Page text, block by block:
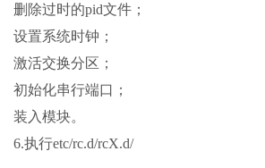
删除过时的pid文件；
设置系统时钟；
激活交换分区；
初始化串行端口；
装入模块。
6.执行etc/rc.d/rcX.d/